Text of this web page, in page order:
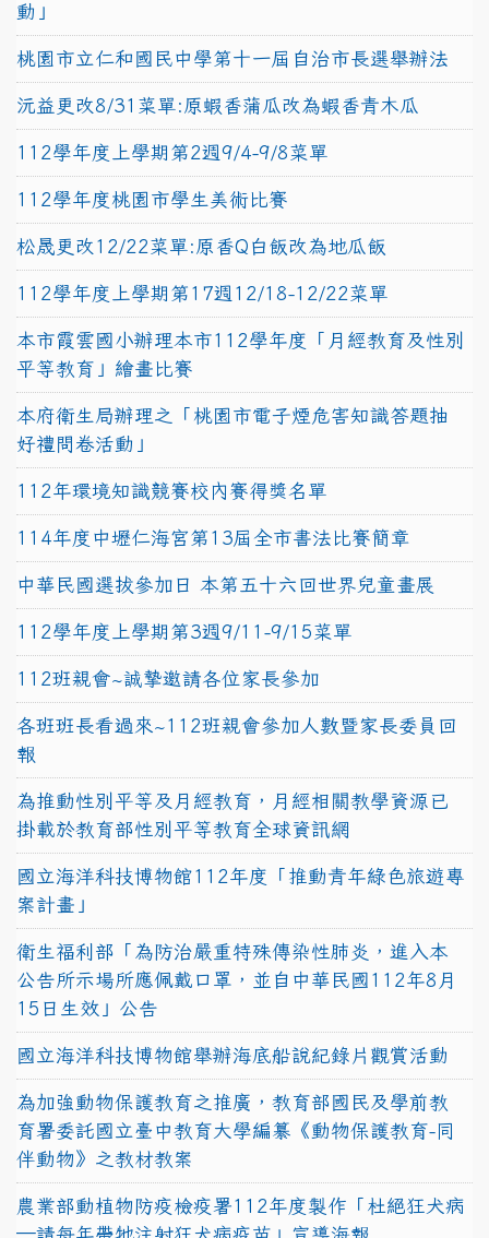
動」
桃園市立仁和國民中學第十一屆自治市長選舉辦法
沅益更改8/31菜單:原蝦香蒲瓜改為蝦香青木瓜
112學年度上學期第2週9/4-9/8菜單
112學年度桃園市學生美術比賽
松晟更改12/22菜單:原香Q白飯改為地瓜飯
112學年度上學期第17週12/18-12/22菜單
本市霞雲國小辦理本市112學年度「月經教育及性別
平等教育」繪畫比賽
本府衛生局辦理之「桃園市電子煙危害知識答題抽
好禮問卷活動」
112年環境知識競賽校內賽得獎名單
114年度中壢仁海宮第13屆全市書法比賽簡章
中華民國選拔參加日 本第五十六回世界兒童畫展
112學年度上學期第3週9/11-9/15菜單
112班親會~誠摯邀請各位家長參加
各班班長看過來~112班親會參加人數暨家長委員回
報
為推動性別平等及月經教育，月經相關教學資源已
掛載於教育部性別平等教育全球資訊網
國立海洋科技博物館112年度「推動青年綠色旅遊專
案計畫」
衛生福利部「為防治嚴重特殊傳染性肺炎，進入本
公告所示場所應佩戴口罩，並自中華民國112年8月
15日生效」公告
國立海洋科技博物館舉辦海底船說紀錄片觀賞活動
為加強動物保護教育之推廣，教育部國民及學前教
育署委託國立臺中教育大學編纂《動物保護教育-同
伴動物》之教材教案
農業部動植物防疫檢疫署112年度製作「杜絕狂犬病
—請每年帶牠注射狂犬病疫苗」宣導海報